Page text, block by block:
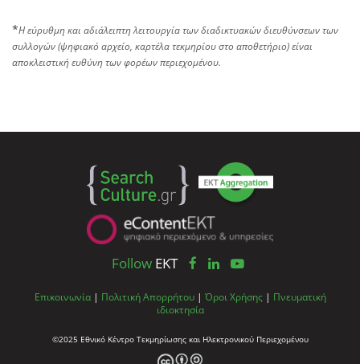
*Η εύρυθμη και αδιάλειπτη λειτουργία των διαδικτυακών διευθύνσεων των
συλλογών (ψηφιακό αρχείο, καρτέλα τεκμηρίου στο αποθετήριο) είναι
αποκλειστική ευθύνη των φορέων περιεχομένου.
Follow EKT
Επικοινωνία | Πολιτική Απορρήτου | Όροι Χρήσης | Πνευματική
ιδιοκτησία
©2025 Εθνικό Κέντρο Τεκμηρίωσης και Ηλεκτρονικού Περιεχομένου